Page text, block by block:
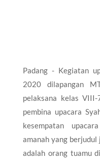
Padang - Kegiatan
2020 dilapangan
pelaksana kelas
pembina upacara
kesempatan
amanah yang
adalah orang tuamu